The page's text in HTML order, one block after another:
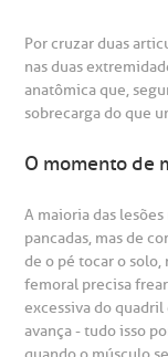
Endereço:
R. Colômbia, 332
São Paulo - SP
e perdidos
Por cruzar duas
nas duas
anatômica que,
sobrecarga do que
O momento de
A maioria das
pancadas, mas de
de o pé tocar o solo,
femoral precisa
excessiva do
avança - tudo isso